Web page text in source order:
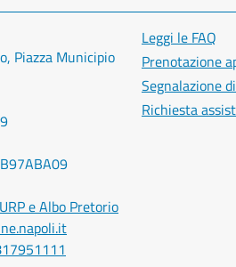
Piazza Municipio
e Albo Pretorio
Leggi le FAQ
Prenotazione
Segnalazione
Richiesta